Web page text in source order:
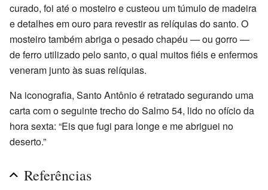
curado, foi até o mosteiro e custeou um túmulo de madeira
e detalhes em ouro para revestir as relíquias do santo. O
mosteiro também abriga o pesado chapéu — ou gorro —
de ferro utilizado pelo santo, o qual muitos fiéis e enfermos
veneram junto às suas relíquias.
Na iconografia, Santo Antônio é retratado segurando uma
carta com o seguinte trecho do Salmo 54, lido no ofício da
hora sexta: “Eis que fugi para longe e me abriguei no
deserto.”
Referências